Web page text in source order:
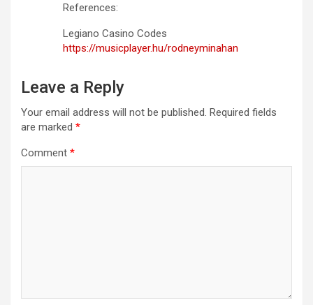
References:
Legiano Casino Codes
https://musicplayer.hu/rodneyminahan
Leave a Reply
Your email address will not be published. Required fields
are marked *
Comment *